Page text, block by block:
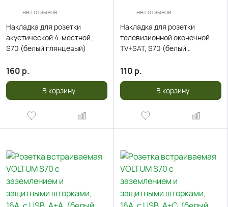
нет отзывов
Накладка для розетки
акустической 4-местной ,
S70 (белый глянцевый)
160 р.
В корзину
нет отзывов
Накладка для розетки
телевизионной оконечной
TV+SAT, S70 (белый
110 р.
В корзину